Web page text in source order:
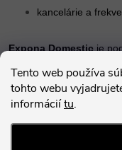
Tento web používa
tohto webu
informáciítu.
kancelárie a
Expona Domestic je
– bez
Parametre produktu